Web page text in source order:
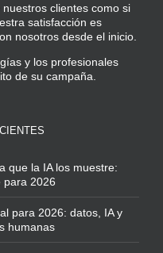
clientes como si
satisfacción es
nosotros desde el inicio.
y los profesionales
de su campaña.
que la IA los muestre:
para 2026
para 2026: datos, IA y
humanas